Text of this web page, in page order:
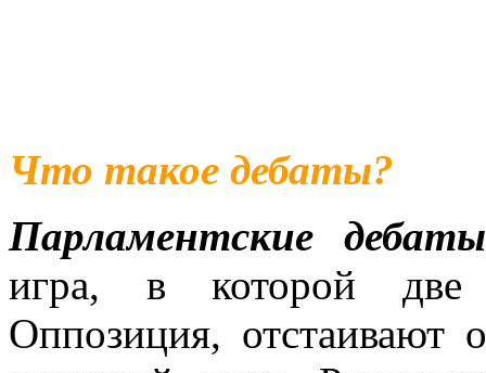
Что такое дебаты?
Парламентские дебаты
игра, в которой две
Оппозиция, отстаивают